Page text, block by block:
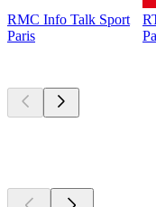
RMC Info Talk Sport
Paris